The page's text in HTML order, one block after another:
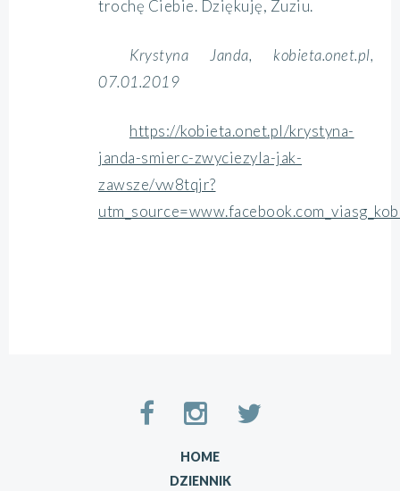
trochę Ciebie. Dziękuję, Zuziu.
Krystyna Janda, kobieta.onet.pl,
07.01.2019
https://kobieta.onet.pl/krystyna-
janda-smierc-zwyciezyla-jak-
zawsze/vw8tqjr?
HOME
DZIENNIK